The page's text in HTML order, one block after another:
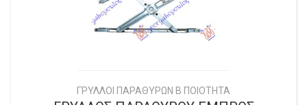
ΓΡΥΛΛΟΙ ΠΑΡΑΘΥΡΩΝ Β ΠΟΙΟΤΗΤΑ